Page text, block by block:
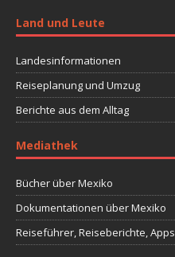
Land und Leute
Landesinformationen
Reiseplanung und Umzug
Berichte aus dem Alltag
Mediathek
Bücher über Mexiko
Dokumentationen über Mexiko
Reiseführer, Reiseberichte, Apps